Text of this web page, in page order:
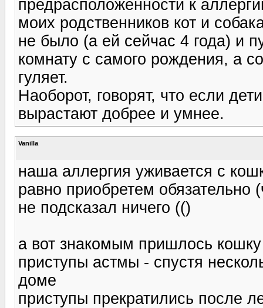
предрасположенности к
моих родственников кот и
не было (а ей сейчас 4 года) и
комнату с самого рождения, а
гуляет.
Наоборот, говорят, что если
вырастают добрее и умнее.
Vanilla
наша аллергия уживается с
равно приобретем обязательно
не подсказал ничего (()
а вот знакомым пришлось
приступы астмы - спустя
доме
приступы прекратились после